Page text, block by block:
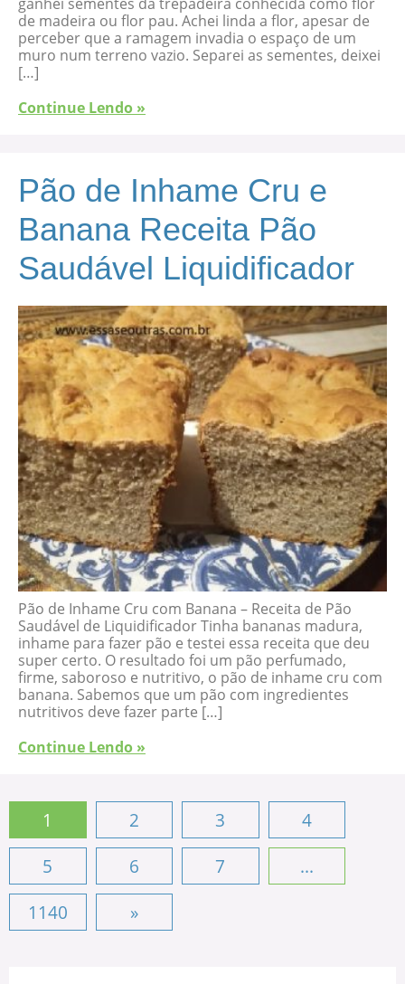
de madeira ou flor pau. Achei linda a flor, apesar de
perceber que a ramagem invadia o espaço de um
muro num terreno vazio. Separei as sementes, deixei
[…]
Continue Lendo »
Pão de Inhame Cru e
Banana Receita Pão
Saudável Liquidificador
Pão de Inhame Cru com Banana – Receita de Pão
Saudável de Liquidificador Tinha bananas madura,
inhame para fazer pão e testei essa receita que deu
super certo. O resultado foi um pão perfumado,
firme, saboroso e nutritivo, o pão de inhame cru com
banana. Sabemos que um pão com ingredientes
nutritivos deve fazer parte […]
Continue Lendo »
1 2 3
4
5
6 7
...
1140
»